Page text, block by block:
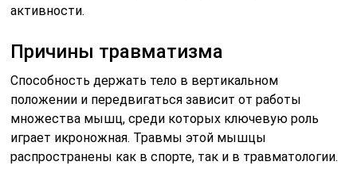
активности.
Причины травматизма
Способность держать тело в вертикальном
положении и передвигаться зависит от работы
множества мышц, среди которых ключевую роль
играет икроножная. Травмы этой мышцы
распространены как в спорте, так и в травматологии.